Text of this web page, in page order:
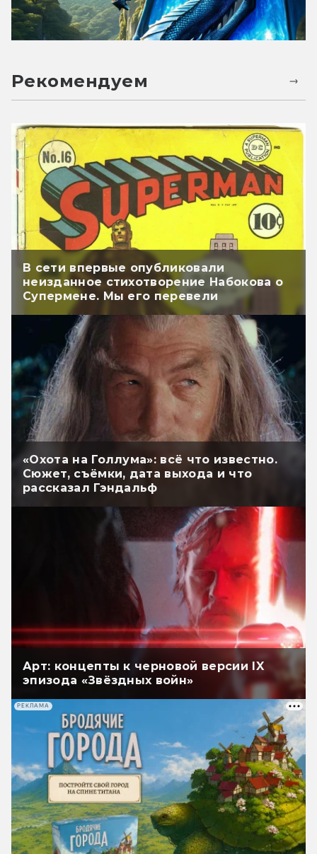
Рекомендуем
В сети впервые опубликовали
неизданное стихотворение Набокова о
Супермене. Мы его перевели
«Охота на Голлума»: всё что известно.
Сюжет, съёмки, дата выхода и что
рассказал Гэндальф
Арт: концепты к черновой версии IX
эпизода «Звёздных войн»
РЕКЛАМА